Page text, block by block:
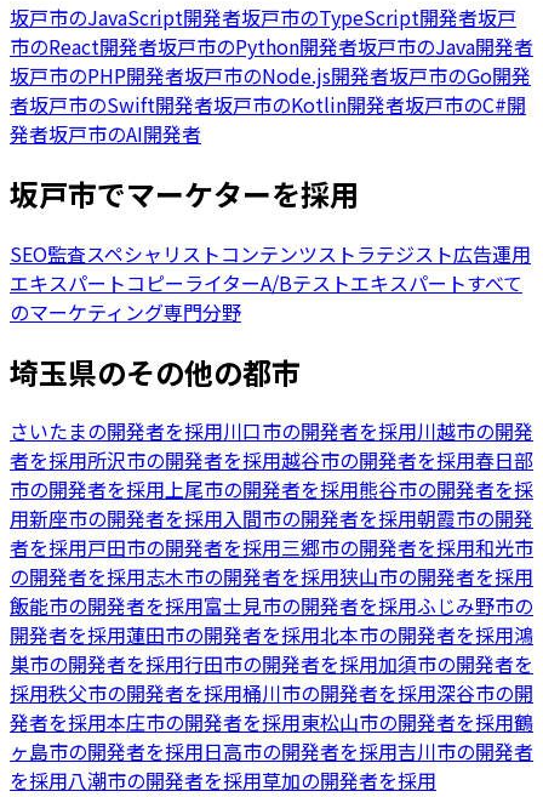
坂戸市のJavaScript開発者坂戸市のTypeScript開発者坂戸
市のReact開発者坂戸市のPython開発者坂戸市のJava開発者
坂戸市のPHP開発者坂戸市のNode.js開発者坂戸市のGo開発
者坂戸市のSwift開発者坂戸市のKotlin開発者坂戸市のC#開
発者坂戸市のAI開発者
坂戸市でマーケターを採用
SEO監査スペシャリストコンテンツストラテジスト広告運用
エキスパートコピーライターA/Bテストエキスパートすべて
のマーケティング専門分野
埼玉県のその他の都市
さいたまの開発者を採用川口市の開発者を採用川越市の開発
者を採用所沢市の開発者を採用越谷市の開発者を採用春日部
市の開発者を採用上尾市の開発者を採用熊谷市の開発者を採
用新座市の開発者を採用入間市の開発者を採用朝霞市の開発
者を採用戸田市の開発者を採用三郷市の開発者を採用和光市
の開発者を採用志木市の開発者を採用狭山市の開発者を採用
飯能市の開発者を採用富士見市の開発者を採用ふじみ野市の
開発者を採用蓮田市の開発者を採用北本市の開発者を採用鴻
巣市の開発者を採用行田市の開発者を採用加須市の開発者を
採用秩父市の開発者を採用桶川市の開発者を採用深谷市の開
発者を採用本庄市の開発者を採用東松山市の開発者を採用鶴
ヶ島市の開発者を採用日高市の開発者を採用吉川市の開発者
を採用八潮市の開発者を採用草加の開発者を採用